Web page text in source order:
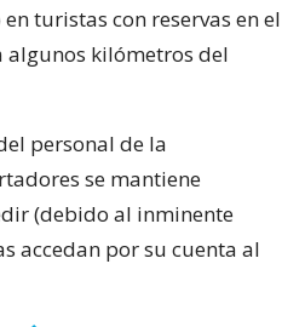
turistas con reservas en el
algunos kilómetros del
personal de la
se mantiene
(debido al inminente
accedan por su cuenta al